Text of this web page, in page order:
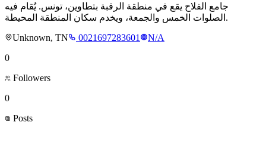
جامع الفلاح يقع في منطقة الرقبة بتطاوين، تونس. يُقام فيه
الصلوات الخمس والجمعة، ويخدم سكان المنطقة المحيطة.
Unknown, TN
0021697283601
N/A
0
Followers
0
Posts